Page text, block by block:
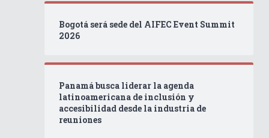
Bogotá será sede del AIFEC Event Summit
2026
Panamá busca liderar la agenda
latinoamericana de inclusión y
accesibilidad desde la industria de
reuniones